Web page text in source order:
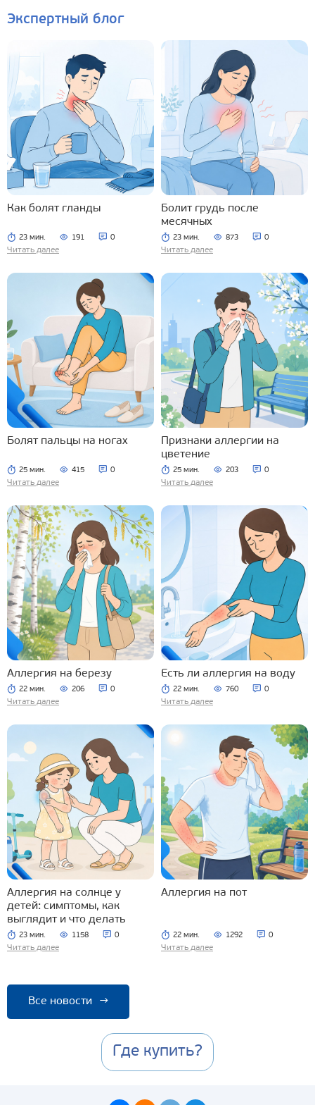
Экспертный блог
Как болят гланды
23 мин. 191 0
Читать далее
Болит грудь после
месячных
23 мин. 873 0
Читать далее
Болят пальцы на ногах
25 мин. 415 0
Читать далее
Признаки аллергии на
цветение
25 мин. 203 0
Читать далее
Аллергия на березу
22 мин. 206 0
Читать далее
Есть ли аллергия на воду
22 мин. 760 0
Читать далее
Аллергия на солнце у
детей: симптомы, как
выглядит и что делать
23 мин. 1158 0
Читать далее
Аллергия на пот
22 мин. 1292 0
Читать далее
Все новости →
Где купить?